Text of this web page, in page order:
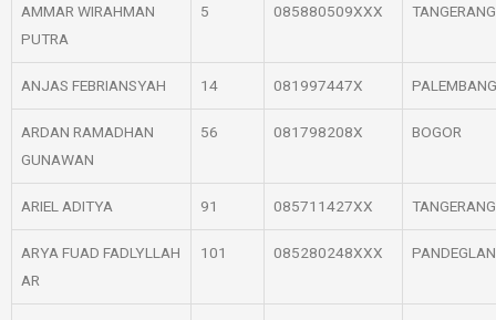
AMMAR WIRAHMAN
PUTRA
5 085880509XXX TANGERANG
ANJAS FEBRIANSYAH 14 081997447X PALEMBANG
ARDAN RAMADHAN
GUNAWAN
56 081798208X BOGOR
ARIEL ADITYA 91 085711427XX TANGERANG
ARYA FUAD FADLYLLAH
AR
101 085280248XXX